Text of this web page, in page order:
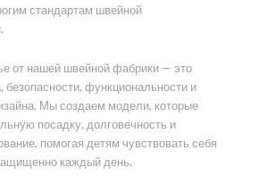
стандартам швейной
от нашей швейной фабрики — это
безопасности, функциональности и
Мы создаем модели, которые
посадку, долговечность и
помогая детям чувствовать себя
каждый день.